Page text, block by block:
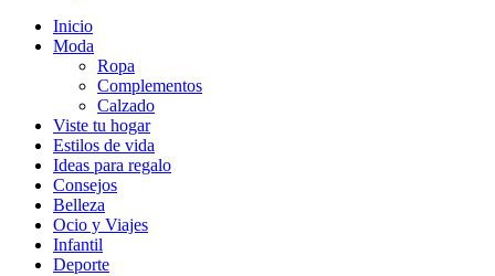
Inicio
Moda
Ropa
Complementos
Calzado
Viste tu hogar
Estilos de vida
Ideas para regalo
Consejos
Belleza
Ocio y Viajes
Infantil
Deporte